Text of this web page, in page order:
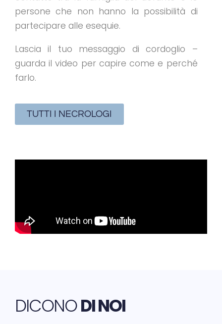
persone che non hanno la possibilità di
partecipare alle esequie.
Lascia il tuo messaggio di cordoglio –
guarda il video per capire come e perché
farlo.
TUTTI I NECROLOGI
DICONODI NOI